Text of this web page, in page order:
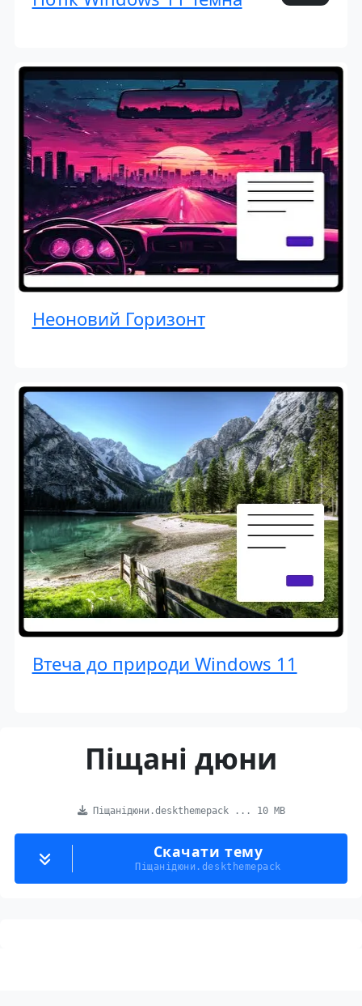
Неоновий Горизонт
Втеча до природи Windows 11
Піщані дюни
Піщанідюни.deskthemepack ... 10 MB
Скачати тему
Піщанідюни.deskthemepack